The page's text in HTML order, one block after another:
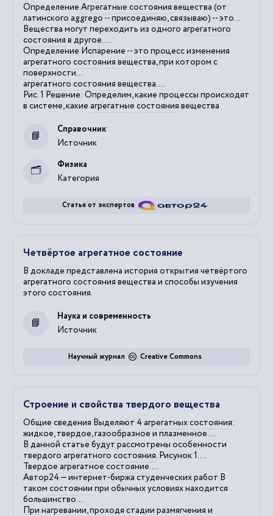
Определение Агрегатные состояния вещества (от
латинского aggrego -- присоединяю, связываю) -- это...
Вещества могут переходить из одного агрегатного
состояния в другое....
Определение Испарение -- это процесс изменения
агрегатного состояния вещества, при котором с
поверхности...
агрегатного состояния вещества....
Рис. 1 Решение: Определим, какие процессы происходят
в системе, какие агрегатные состояния вещества
Источник
Справочник
Категория
Физика
Статья от экспертов
Четвёртое агрегатное состояние
В докладе представлена история открытия четвёртого
агрегатного состояния вещества и способы изучения
этого состояния.
Источник
Наука и современность
Creative Commons
Научный журнал
Строение и свойства твердого вещества
Общие сведения Выделяют 4 агрегатныхсостояния:
жидкое, твердое, газообразное и плазменное....
В данной статье будут рассмотрены особенности
твердого агрегатного состояния. Рисунок 1....
Твердое агрегатноесостояние....
Автор24 — интернет-биржа студенческих работ В
таком состоянии при обычных условиях находится
большинство...
При нагревании, проходя стадии размягчения и